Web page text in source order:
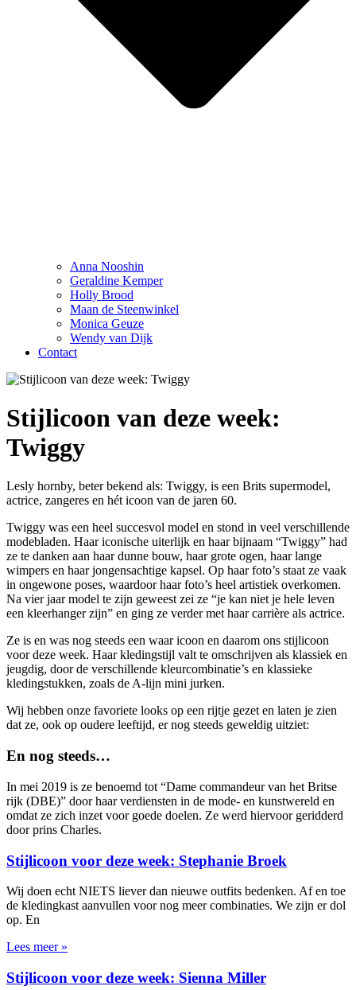
Anna Nooshin
Geraldine Kemper
Holly Brood
Maan de Steenwinkel
Monica Geuze
Wendy van Dijk
Contact
Stijlicoon van deze week:
Twiggy
Lesly hornby, beter bekend als: Twiggy, is een Brits supermodel,
actrice, zangeres en hét icoon van de jaren 60.
Twiggy was een heel succesvol model en stond in veel verschillende
modebladen. Haar iconische uiterlijk en haar bijnaam “Twiggy” had
ze te danken aan haar dunne bouw, haar grote ogen, haar lange
wimpers en haar jongensachtige kapsel. Op haar foto’s staat ze vaak
in ongewone poses, waardoor haar foto’s heel artistiek overkomen.
Na vier jaar model te zijn geweest zei ze “je kan niet je hele leven
een kleerhanger zijn” en ging ze verder met haar carrière als actrice.
Ze is en was nog steeds een waar icoon en daarom ons stijlicoon
voor deze week. Haar kledingstijl valt te omschrijven als klassiek en
jeugdig, door de verschillende kleurcombinatie’s en klassieke
kledingstukken, zoals de A-lijn mini jurken.
Wij hebben onze favoriete looks op een rijtje gezet en laten je zien
dat ze, ook op oudere leeftijd, er nog steeds geweldig uitziet:
En nog steeds…
In mei 2019 is ze benoemd tot “Dame commandeur van het Britse
rijk (DBE)” door haar verdiensten in de mode- en kunstwereld en
omdat ze zich inzet voor goede doelen. Ze werd hiervoor geridderd
door prins Charles.
Stijlicoon voor deze week: Stephanie Broek
Wij doen echt NIETS liever dan nieuwe outfits bedenken. Af en toe
de kledingkast aanvullen voor nog meer combinaties. We zijn er dol
op. En
Lees meer »
Stijlicoon voor deze week: Sienna Miller